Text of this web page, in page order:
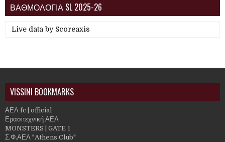
ΒΑΘΜΟΛΟΓΙΑ SL 2025-26
Live data by Scoreaxis
VISSINI BOOKMARKS
ΑΕΛ fc | official
Ερασιτεχνική ΑΕΛ
MONSTERS | GATE 1
Σ.Φ.ΑΕΛ "Athens Club"